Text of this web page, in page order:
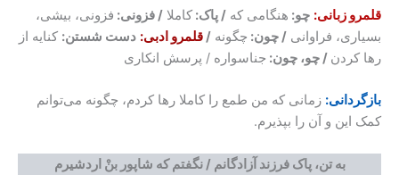
قلمرو زبانی: چو: هنگامی که / پاک: کاملا / فزونی: فزونی، بیشی،
بسیاری، فراوانی / چون: چگونه /قلمرو ادبی: دست شستن: کنایه از
رها کردن / چو، چون: جناسواره / پرسش انکاری
بازگردانی: زمانی که من طمع را کاملا رها کردم، چگونه می‌توانم
کمک این و آن را بپذیرم.
به تن، پاک فرزند آزادگانم / نگفتم که شاپور بنْ اردشیرم